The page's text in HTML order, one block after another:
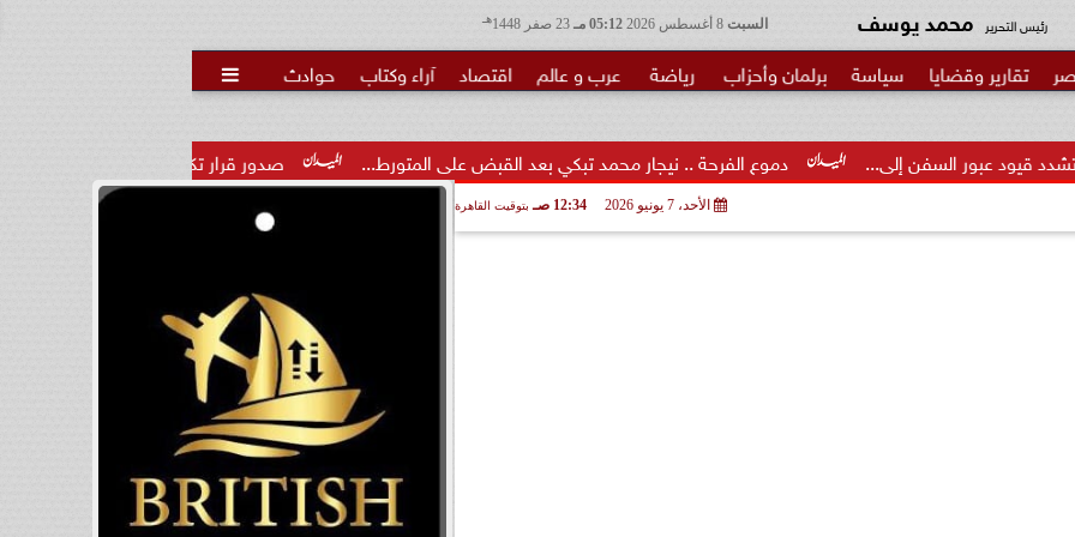
السبت 05:12 مـ هـ رئيس التحرير محمد يوسف
تقارير وقضايا سياسة برلمان وأحزاب رياضة عرب و عالم اقتصاد آراء وكتاب حوادث 
صدور قرار تكليف الدكتور مينا مجدي عطا وكيلًا دموع الفرحة .. نيجار محمد تبكي بعد القبض على المتورط... السفن إلى...
الأحد، 7 يونيو 2026 12:34 صـ بتوقيت القاهرة